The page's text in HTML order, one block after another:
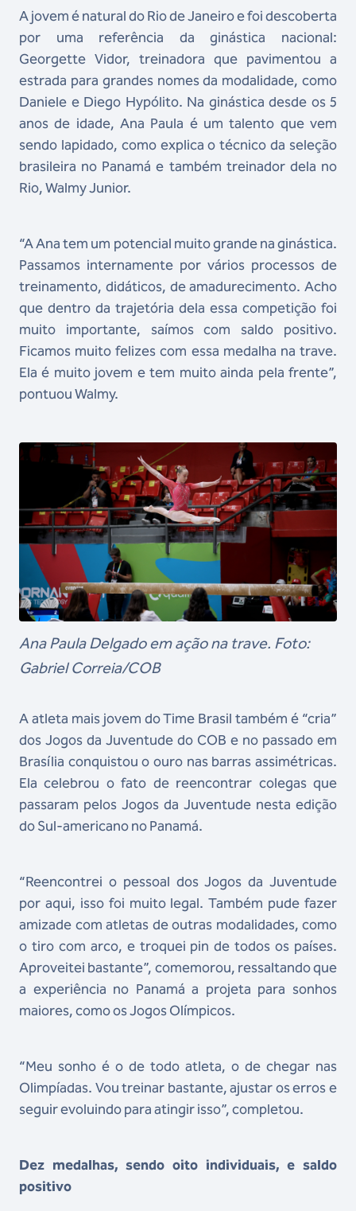
A jovem é natural do Rio de Janeiro e foi descoberta
por uma referência da ginástica nacional:
Georgette Vidor, treinadora que pavimentou a
estrada para grandes nomes da modalidade, como
Daniele e Diego Hypólito. Na ginástica desde os 5
anos de idade, Ana Paula é um talento que vem
sendo lapidado, como explica o técnico da seleção
brasileira no Panamá e também treinador dela no
Rio, Walmy Junior.
“A Ana tem um potencial muito grande na ginástica.
Passamos internamente por vários processos de
treinamento, didáticos, de amadurecimento. Acho
que dentro da trajetória dela essa competição foi
muito importante, saímos com saldo positivo.
Ficamos muito felizes com essa medalha na trave.
Ela é muito jovem e tem muito ainda pela frente”,
pontuou Walmy.
Ana Paula Delgado em ação na trave. Foto:
Gabriel Correia/COB
A atleta mais jovem do Time Brasil também é “cria”
dos Jogos da Juventude do COB e no passado em
Brasília conquistou o ouro nas barras assimétricas.
Ela celebrou o fato de reencontrar colegas que
passaram pelos Jogos da Juventude nesta edição
do Sul-americano no Panamá.
“Reencontrei o pessoal dos Jogos da Juventude
por aqui, isso foi muito legal. Também pude fazer
amizade com atletas de outras modalidades, como
o tiro com arco, e troquei pin de todos os países.
Aproveitei bastante”, comemorou, ressaltando que
a experiência no Panamá a projeta para sonhos
maiores, como os Jogos Olímpicos.
“Meu sonho é o de todo atleta, o de chegar nas
Olimpíadas. Vou treinar bastante, ajustar os erros e
seguir evoluindo para atingir isso”, completou.
Dez medalhas, sendo oito individuais, e saldo
positivo